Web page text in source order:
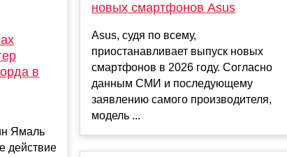
в
Ямаль
действие
новых смартфонов Asus
Asus, судя по всему,
приостанавливает выпуск новых
смартфонов в 2026 году. Согласно
данным СМИ и последующему
заявлению самого производителя,
модель ...